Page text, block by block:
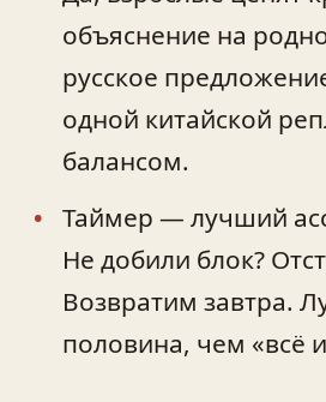
объяснение на
русское
одной китайской
балансом.
Таймер — лучший
Не добили блок?
Возвратим завтра.
половина, чем «всё